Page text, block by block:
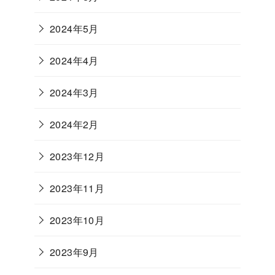
2024年5月
2024年4月
2024年3月
2024年2月
2023年12月
2023年11月
2023年10月
2023年9月